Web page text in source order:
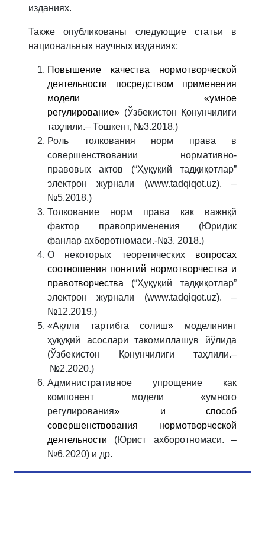
изданиях.
Также опубликованы следующие статьи в
национальных научных изданиях:
Повышение качества нормотворческой
деятельности посредством применения
модели «умное
регулирование» (Ўзбекистон Қонунчилиги
таҳлили.– Тошкент, №3.2018.)
Роль толкования норм права в
совершенствовании нормативно-
правовых актов (“Ҳуқуқий тадқиқотлар”
электрон журнали (www.tadqiqot.uz). –
№5.2018.)
Толкование норм права как важнқй
фактор правоприменения (Юридик
фанлар ахборотномаси.-№3. 2018.)
О некоторых теоретических вопросах
соотношения понятий нормотворчества и
правотворчества (“Ҳуқуқий тадқиқотлар”
электрон журнали (www.tadqiqot.uz). –
№12.2019.)
«Ақлли тартибга солиш» моделининг
ҳуқуқий асослари такомиллашув йўлида
(Ўзбекистон Қонунчилиги таҳлили.–
№2.2020.)
Административное упрощение как
компонент модели «умного
регулирования» и способ
совершенствования нормотворческой
деятельности (Юрист ахборотномаси. –
№6.2020) и др.